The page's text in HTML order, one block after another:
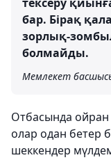
бар. Бірақ
зорлық-
болмайды.
Мемлекет
Отбасында ойран
олар одан бетер
шеккендер